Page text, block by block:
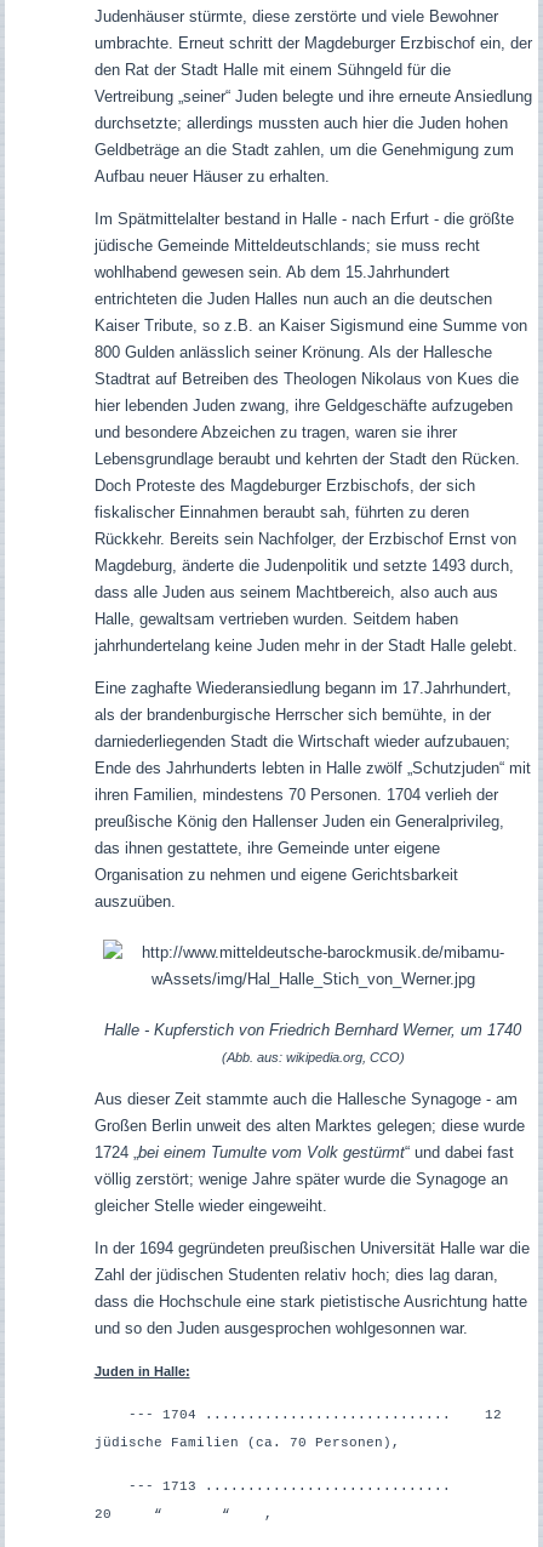
Judenhäuser stürmte, diese zerstörte und viele Bewohner
umbrachte. Erneut schritt der Magdeburger Erzbischof ein, der
den Rat der Stadt Halle mit einem Sühngeld für die
Vertreibung „seiner“ Juden belegte und ihre erneute Ansiedlung
durchsetzte; allerdings mussten auch hier die Juden hohen
Geldbeträge an die Stadt zahlen, um die Genehmigung zum
Aufbau neuer Häuser zu erhalten.
Im Spätmittelalter bestand in Halle - nach Erfurt - die größte
jüdische Gemeinde Mitteldeutschlands; sie muss recht
wohlhabend gewesen sein. Ab dem 15.Jahrhundert
entrichteten die Juden Halles nun auch an die deutschen
Kaiser Tribute, so z.B. an Kaiser Sigismund eine Summe von
800 Gulden anlässlich seiner Krönung. Als der Hallesche
Stadtrat auf Betreiben des Theologen Nikolaus von Kues die
hier lebenden Juden zwang, ihre Geldgeschäfte aufzugeben
und besondere Abzeichen zu tragen, waren sie ihrer
Lebensgrundlage beraubt und kehrten der Stadt den Rücken.
Doch Proteste des Magdeburger Erzbischofs, der sich
fiskalischer Einnahmen beraubt sah, führten zu deren
Rückkehr. Bereits sein Nachfolger, der Erzbischof Ernst von
Magdeburg, änderte die Judenpolitik und setzte 1493 durch,
dass alle Juden aus seinem Machtbereich, also auch aus
Halle, gewaltsam vertrieben wurden. Seitdem haben
jahrhundertelang keine Juden mehr in der Stadt Halle gelebt.
Eine zaghafte Wiederansiedlung begann im 17.Jahrhundert,
als der brandenburgische Herrscher sich bemühte, in der
darniederliegenden Stadt die Wirtschaft wieder aufzubauen;
Ende des Jahrhunderts lebten in Halle zwölf „Schutzjuden“ mit
ihren Familien, mindestens 70 Personen. 1704 verlieh der
preußische König den Hallenser Juden ein Generalprivileg,
das ihnen gestattete, ihre Gemeinde unter eigene
Organisation zu nehmen und eigene Gerichtsbarkeit
auszuüben.
Halle - Kupferstich von Friedrich Bernhard Werner, um 1740
(Abb. aus: wikipedia.org, CCO)
Aus dieser Zeit stammte auch die Hallesche Synagoge - am
Großen Berlin unweit des alten Marktes gelegen; diese wurde
1724 „ bei einem Tumulte vom Volk gestürmt“ und dabei fast
völlig zerstört; wenige Jahre später wurde die Synagoge an
gleicher Stelle wieder eingeweiht.
In der 1694 gegründeten preußischen Universität Halle war die
Zahl der jüdischen Studenten relativ hoch; dies lag daran,
dass die Hochschule eine stark pietistische Ausrichtung hatte
und so den Juden ausgesprochen wohlgesonnen war.
Juden in Halle:
--- 1704 ............................. 12
jüdische Familien (ca. 70 Personen),
--- 1713 .............................
20 “ “ ,